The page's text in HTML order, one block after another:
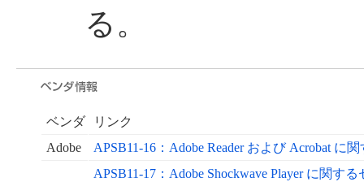
る。
ベンダ
リンク
Adobe
APSB11-16：Adobe Reader および Acrobat に
APSB11-17：Adobe Shockwave Player に関す